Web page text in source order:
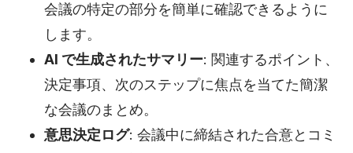
会議の特定の部分を簡単に確認できるように
します。
AI で生成されたサマリー: 関連するポイント、
決定事項、次のステップに焦点を当てた簡潔
な会議のまとめ。
意思決定ログ: 会議中に締結された合意とコミ